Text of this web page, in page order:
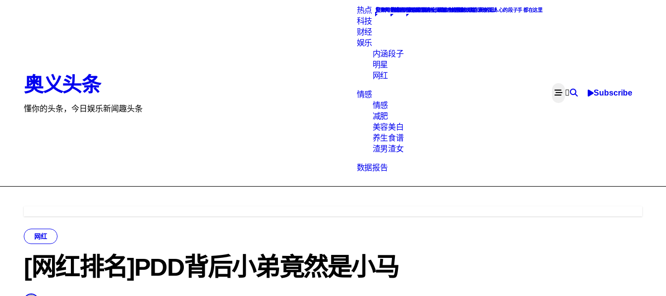
奥义头条
懂你的头条，今日娱乐新闻趣头条
热点 搜集网络热点新闻, 为您解析热点麻辣话题
科技
汇聚知识的地方
财经
娱乐
内涵段子
最hot的段子，最撩人的撩妹攻略和最挑逗人心的段子手 都在这里
明星
网红
网红
情感
Constellation
情感
减肥
美容美白
养生食谱
素食菜谱大全, 素食主义者的天堂. 素食做法
渣男渣女
渣男语录渣女头像，渣男渣女集合
数据报告
数据报告下载
Subscribe
网红
[网红排名]PDD背后小弟竟然是小马